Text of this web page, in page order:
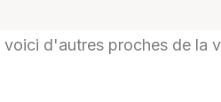
d'autres proches de la